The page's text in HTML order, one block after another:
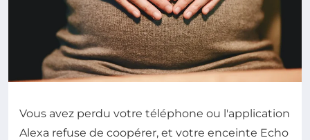
Vous avez perdu votre téléphone ou l'application
Alexa refuse de coopérer, et votre enceinte Echo